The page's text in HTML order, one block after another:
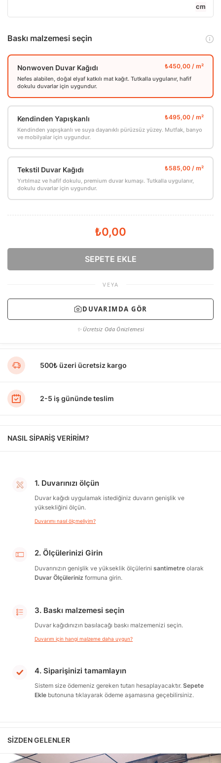
cm
Baskı malzemesi seçin
Nonwoven Duvar Kağıdı
Nefes alabilen, doğal elyaf katkılı mat kağıt. Tutkalla uygulanır, hafif
dokulu duvarlar için uygundur.
Kendinden Yapışkanlı
Kendinden yapışkanlı ve suya dayanıklı pürüzsüz yüzey. Mutfak, banyo
ve mobilyalar için uygundur.
Tekstil Duvar Kağıdı
Yırtılmaz ve hafif dokulu, premium duvar kumaşı. Tutkalla uygulanır,
dokulu duvarlar için uygundur.
₺0,00
SEPETE EKLE
VEYA
DUVARIMDA GÖR
✨ Ücretsiz Oda Önizlemesi
500₺ üzeri ücretsiz kargo
2-5 iş gününde teslim
NASIL SİPARİŞ VERİRİM?
1. Duvarınızı ölçün
Duvar kağıdı uygulamak istediğiniz duvarın genişlik ve
yüksekliğini ölçün.
Duvarımı nasıl ölçmeliyim?
2. Ölçülerinizi Girin
Duvarınızın genişlik ve yükseklik ölçülerini santimetre olarak
Duvar Ölçüleriniz formuna girin.
3. Baskı malzemesi seçin
Duvar kağıdınızın basılacağı baskı malzemenizi seçin.
Duvarım için hangi malzeme daha uygun?
4. Siparişinizi tamamlayın
Sistem size ödemeniz gereken tutarı hesaplayacaktır. Sepete
Ekle butonuna tıklayarak ödeme aşamasına geçebilirsiniz.
SIZDEN GELENLER